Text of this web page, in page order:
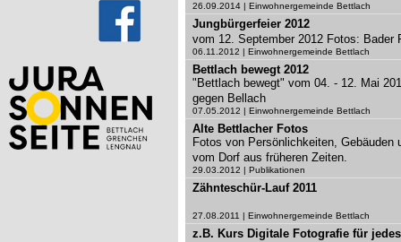
26.09.2014 | Einwohnergemeinde Bettlach
Jungbürgerfeier 2012
vom 12. September 2012 Fotos: Bader
06.11.2012 | Einwohnergemeinde Bettlach
Bettlach bewegt 2012
"Bettlach bewegt" vom 04. - 12. Mai
gegen Bellach
07.05.2012 | Einwohnergemeinde Bettlach
Alte Bettlacher Fotos
Fotos von Persönlichkeiten, Gebäuden
vom Dorf aus früheren Zeiten.
29.03.2012 | Publikationen
Zähnteschür-Lauf 2011
27.08.2011 | Einwohnergemeinde Bettlach
z.B. Kurs Digitale Fotografie für